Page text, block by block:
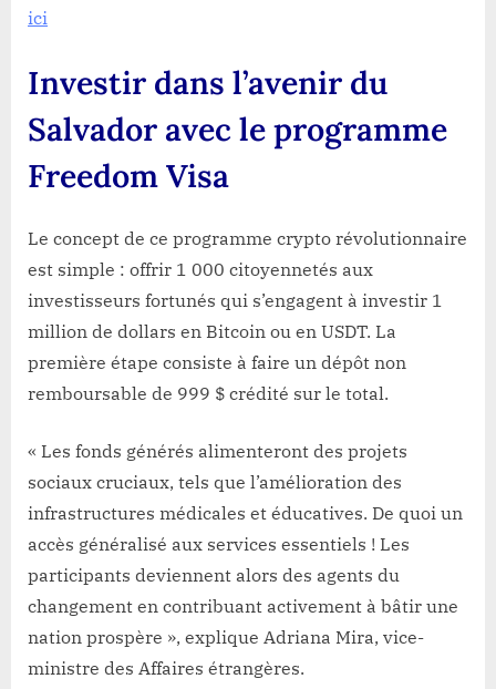
ici
Investir dans l’avenir du
Salvador avec le programme
Freedom Visa
Le concept de ce programme crypto révolutionnaire
est simple : offrir 1 000 citoyennetés aux
investisseurs fortunés qui s’engagent à investir 1
million de dollars en Bitcoin ou en USDT. La
première étape consiste à faire un dépôt non
remboursable de 999 $ crédité sur le total.
« Les fonds générés alimenteront des projets
sociaux cruciaux, tels que l’amélioration des
infrastructures médicales et éducatives. De quoi un
accès généralisé aux services essentiels ! Les
participants deviennent alors des agents du
changement en contribuant activement à bâtir une
nation prospère », explique Adriana Mira, vice-
ministre des Affaires étrangères.